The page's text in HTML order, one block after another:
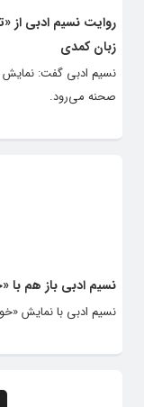
روایت نسیم ادبی از
زبان کمدی
نسیم ادبی گفت: نمایش
صحنه می‌رود.
نسیم ادبی باز هم با
نسیم ادبی با نمایش